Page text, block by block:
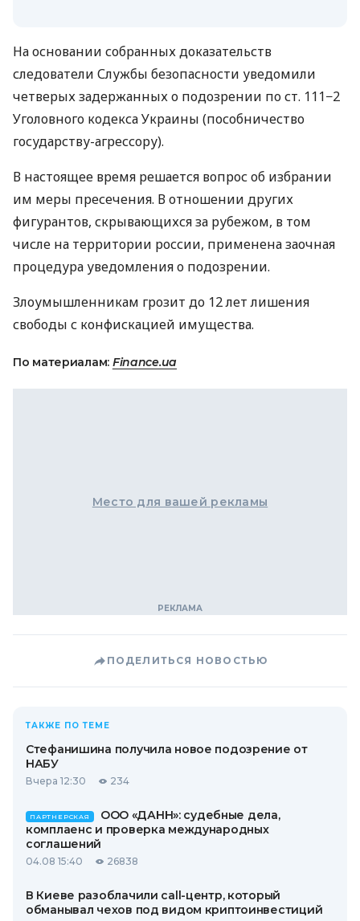
На основании собранных доказательств
следователи Службы безопасности уведомили
четверых задержанных о подозрении по ст. 111−2
Уголовного кодекса Украины (пособничество
государству-агрессору).
В настоящее время решается вопрос об избрании
им меры пресечения. В отношении других
фигурантов, скрывающихся за рубежом, в том
числе на территории россии, применена заочная
процедура уведомления о подозрении.
Злоумышленникам грозит до 12 лет лишения
свободы с конфискацией имущества.
По материалам: Finance.ua
Место для вашей рекламы
ПОДЕЛИТЬСЯ НОВОСТЬЮ
ТАКЖЕ ПО ТЕМЕ
Стефанишина получила новое подозрение от
НАБУ
Вчера 12:30 234
ПАРТНЕРСКАЯ
ООО «ДАНН»: судебные дела,
комплаенс и проверка международных
соглашений
04.08 15:40 26838
В Киеве разоблачили call-центр, который
обманывал чехов под видом криптоинвестиций